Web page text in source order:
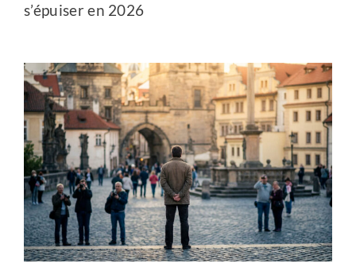
s’épuiser en 2026